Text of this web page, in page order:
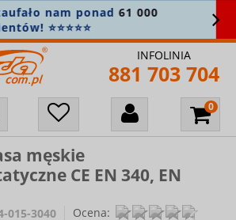
61 000
INFOLINIA
881 703 704
męskie
CE EN 340, EN
015-3040
Ocena: